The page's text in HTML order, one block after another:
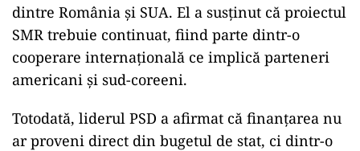
dintre România și SUA. El a susținut că proiectul
SMR trebuie continuat, fiind parte dintr-o
cooperare internațională ce implică parteneri
americani și sud-coreeni.
Totodată, liderul PSD a afirmat că finanțarea nu
ar proveni direct din bugetul de stat, ci dintr-o